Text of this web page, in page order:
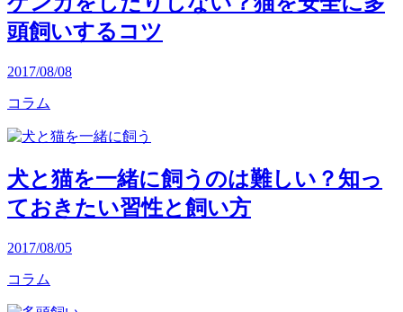
頭飼いするコツ
2017/08/08
コラム
犬と猫を一緒に飼うのは難しい？知っ
ておきたい習性と飼い方
2017/08/05
コラム